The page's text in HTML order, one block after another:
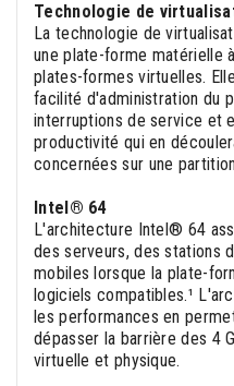
Technologie de
La technologie de
une plate-forme matérielle
plates-formes virtuelles.
facilité d'administration du
interruptions de service et
productivité qui en
concernées sur une
Intel® 64
L'architecture Intel® 64
des serveurs, des stations
mobiles lorsque la plate-
logiciels compatibles.¹
les performances en
dépasser la barrière des 4
virtuelle et physique.